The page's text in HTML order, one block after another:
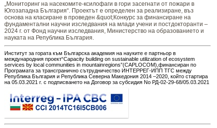
„Мониторинг ​​​на ​​насекомите-ксилофаги в гори засегнати от пожари в
Югозападна България“. Проектът е определен за реализиране, въз
основа на класиране в проведен &quot;Конкурс за финансиране на
фундаментални научни изследвания на млади учени и постдокторанти –
2024 г. от Фонд научни изследвания, Министерство на образованието и
науката на Република България.
Институт за гората към Българска академия на науките е партньор в
международния проект“Capacity building on sustainable utilization of ecosystem
services by local communities in mountainregions”(CAPLOCOM),финансиран по
Програмата за трансгранично сътрудничество ИНТЕРРЕГ-ИПП ТГС между
Република България и Република Северна Македония 2014 –2020, който стартира
на 05.03.2021 г. с подписването на Договор за субсидия No РД-02-29-68/05.03.2021